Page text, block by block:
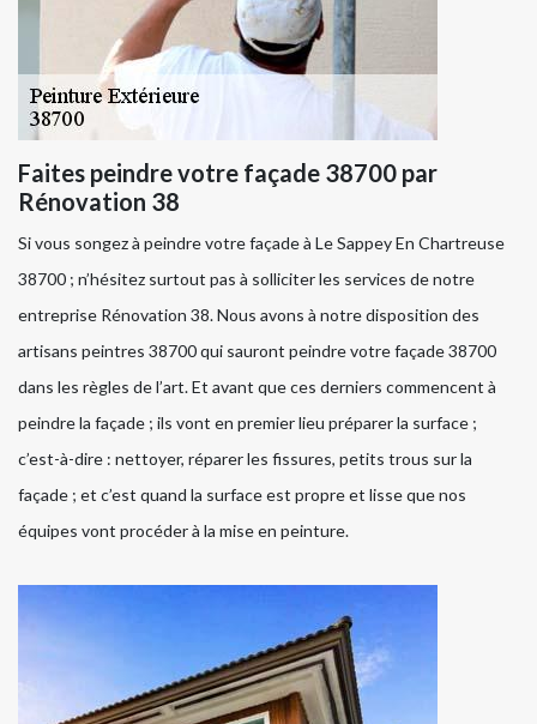
Faites peindre votre façade 38700 par
Rénovation 38
Si vous songez à peindre votre façade à Le Sappey En Chartreuse
38700 ; n’hésitez surtout pas à solliciter les services de notre
entreprise Rénovation 38. Nous avons à notre disposition des
artisans peintres 38700 qui sauront peindre votre façade 38700
dans les règles de l’art. Et avant que ces derniers commencent à
peindre la façade ; ils vont en premier lieu préparer la surface ;
c’est-à-dire : nettoyer, réparer les fissures, petits trous sur la
façade ; et c’est quand la surface est propre et lisse que nos
équipes vont procéder à la mise en peinture.